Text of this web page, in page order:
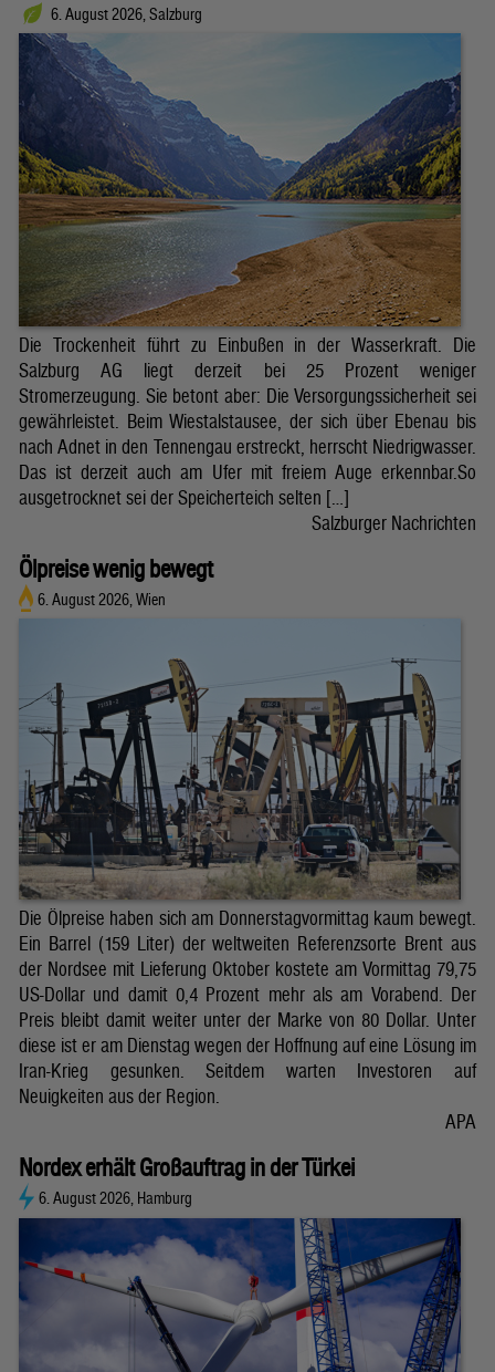
6. August 2026, Salzburg
Die Trockenheit führt zu Einbußen in der Wasserkraft. Die
Salzburg AG liegt derzeit bei 25 Prozent weniger
Stromerzeugung. Sie betont aber: Die Versorgungssicherheit sei
gewährleistet. Beim Wiestalstausee, der sich über Ebenau bis
nach Adnet in den Tennengau erstreckt, herrscht Niedrigwasser.
Das ist derzeit auch am Ufer mit freiem Auge erkennbar.So
ausgetrocknet sei der Speicherteich selten […]
Salzburger Nachrichten
Ölpreise wenig bewegt
6. August 2026, Wien
Die Ölpreise haben sich am Donnerstagvormittag kaum bewegt.
Ein Barrel (159 Liter) der weltweiten Referenzsorte Brent aus
der Nordsee mit Lieferung Oktober kostete am Vormittag 79,75
US-Dollar und damit 0,4 Prozent mehr als am Vorabend. Der
Preis bleibt damit weiter unter der Marke von 80 Dollar. Unter
diese ist er am Dienstag wegen der Hoffnung auf eine Lösung im
Iran-Krieg gesunken. Seitdem warten Investoren auf
Neuigkeiten aus der Region.
APA
Nordex erhält Großauftrag in der Türkei
6. August 2026, Hamburg